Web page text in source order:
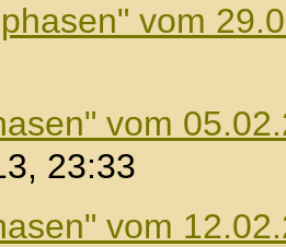
vom
vom
23:33
vom